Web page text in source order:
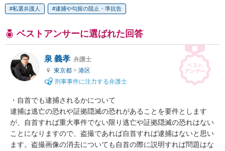
私選弁護人 逮捕や勾留の阻止・準抗告
ベストアンサーに選ばれた回答
泉 義孝 弁護士
東京都 > 港区
刑事事件に注力する弁護士
・自首でも逮捕されるかについて
逮捕は逃亡の恐れや証拠隠滅の恐れがあることを要件とします
が、自首すれば重大事件でない限り逃亡や証拠隠滅の恐れはない
ことになりますので、盗撮であれば自首すれば逮捕はないと思い
ます。盗撮画像の消去についても自首の際に説明すれば問題はな